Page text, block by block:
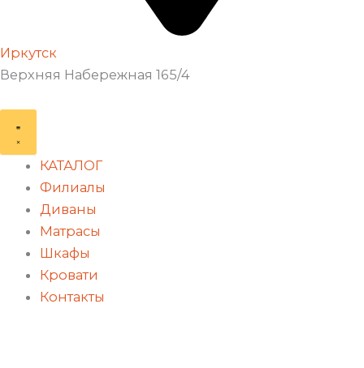
Иркутск
Верхняя Набережная 165/4
КАТАЛОГ
Филиалы
Диваны
Матрасы
Шкафы
Кровати
Контакты